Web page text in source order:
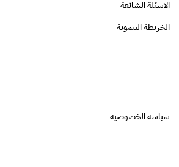
الاسئلة الشائعة
الخريطة التنموية
سياسة الخصوصية